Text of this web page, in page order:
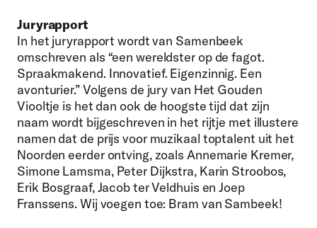
Juryrapport
In het juryrapport wordt van Samenbeek
omschreven als “een wereldster op de fagot.
Spraakmakend. Innovatief. Eigenzinnig. Een
avonturier.” Volgens de jury van Het Gouden
Viooltje is het dan ook de hoogste tijd dat zijn
naam wordt bijgeschreven in het rijtje met illustere
namen dat de prijs voor muzikaal toptalent uit het
Noorden eerder ontving, zoals Annemarie Kremer,
Simone Lamsma, Peter Dijkstra, Karin Stroobos,
Erik Bosgraaf, Jacob ter Veldhuis en Joep
Franssens. Wij voegen toe: Bram van Sambeek!